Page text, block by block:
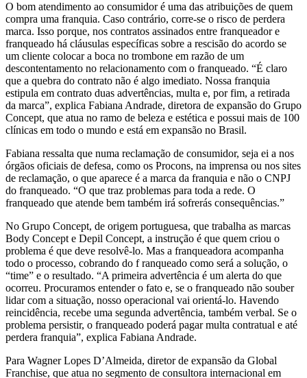
O bom atendimento ao consumidor é uma das atribuições de quem
compra uma franquia. Caso contrário, corre-se o risco de perdera
marca. Isso porque, nos contratos assinados entre franqueador e
franqueado há cláusulas específicas sobre a rescisão do acordo se
um cliente colocar a boca no trombone em razão de um
descontentamento no relacionamento com o franqueado. “É claro
que a quebra do contrato não é algo imediato. Nossa franquia
estipula em contrato duas advertências, multa e, por fim, a retirada
da marca”, explica Fabiana Andrade, diretora de expansão do Grupo
Concept, que atua no ramo de beleza e estética e possui mais de 100
clínicas em todo o mundo e está em expansão no Brasil.
Fabiana ressalta que numa reclamação de consumidor, seja ei a nos
órgãos oficiais de defesa, como os Procons, na imprensa ou nos sites
de reclamação, o que aparece é a marca da franquia e não o CNPJ
do franqueado. “O que traz problemas para toda a rede. O
franqueado que atende bem também irá sofrerás consequências.”
No Grupo Concept, de origem portuguesa, que trabalha as marcas
Body Concept e Depil Concept, a instrução é que quem criou o
problema é que deve resolvê-lo. Mas a franqueadora acompanha
todo o processo, cobrando do f ranqueado como será a solução, o
“time” e o resultado. “A primeira advertência é um alerta do que
ocorreu. Procuramos entender o fato e, se o franqueado não souber
lidar com a situação, nosso operacional vai orientá-lo. Havendo
reincidência, recebe uma segunda advertência, também verbal. Se o
problema persistir, o franqueado poderá pagar multa contratual e até
perdera franquia”, explica Fabiana Andrade.
Para Wagner Lopes D’Almeida, diretor de expansão da Global
Franchise, que atua no segmento de consultora internacional em